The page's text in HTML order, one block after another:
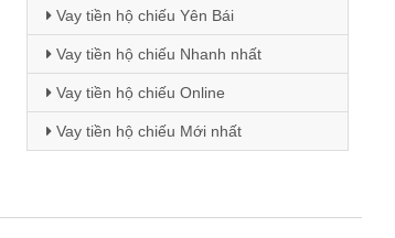
Vay tiền hộ chiếu Yên Bái
Vay tiền hộ chiếu Nhanh nhất
Vay tiền hộ chiếu Online
Vay tiền hộ chiếu Mới nhất